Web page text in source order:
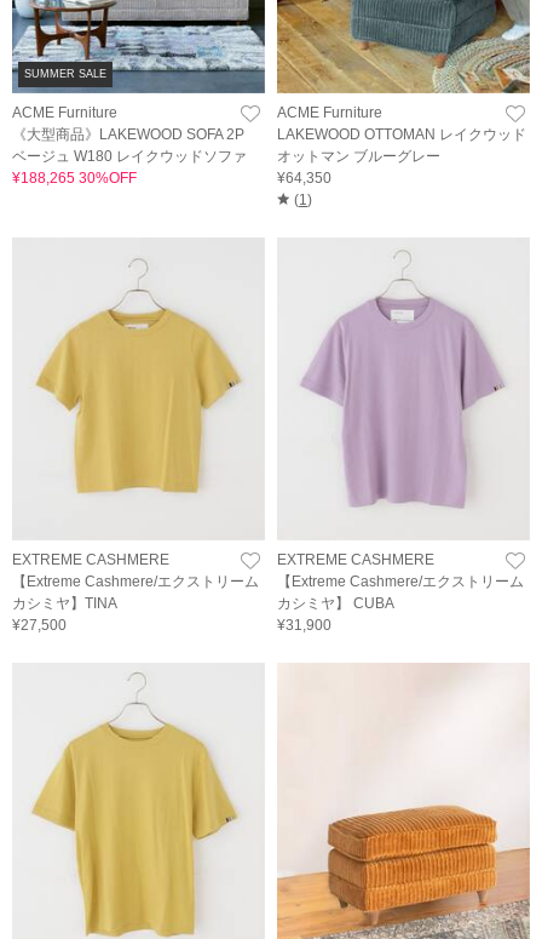
SUMMER SALE
ACME Furniture
《大型商品》LAKEWOOD SOFA 2P
ベージュ W180 レイクウッドソファ
¥188,265 30%OFF
ACME Furniture
LAKEWOOD OTTOMAN レイクウッド
オットマン ブルーグレー
¥64,350
(1 )
EXTREME CASHMERE
【Extreme Cashmere/エクストリーム
カシミヤ】TINA
¥27,500
EXTREME CASHMERE
【Extreme Cashmere/エクストリーム
カシミヤ】 CUBA
¥31,900